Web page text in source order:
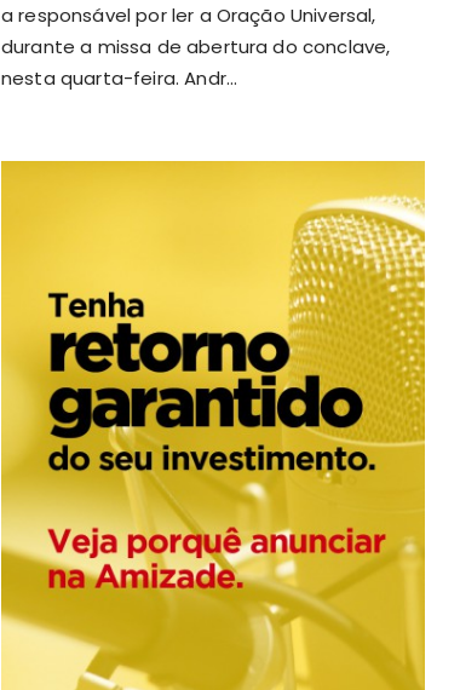
a responsável por ler a Oração Universal,
durante a missa de abertura do conclave,
nesta quarta-feira. Andr...